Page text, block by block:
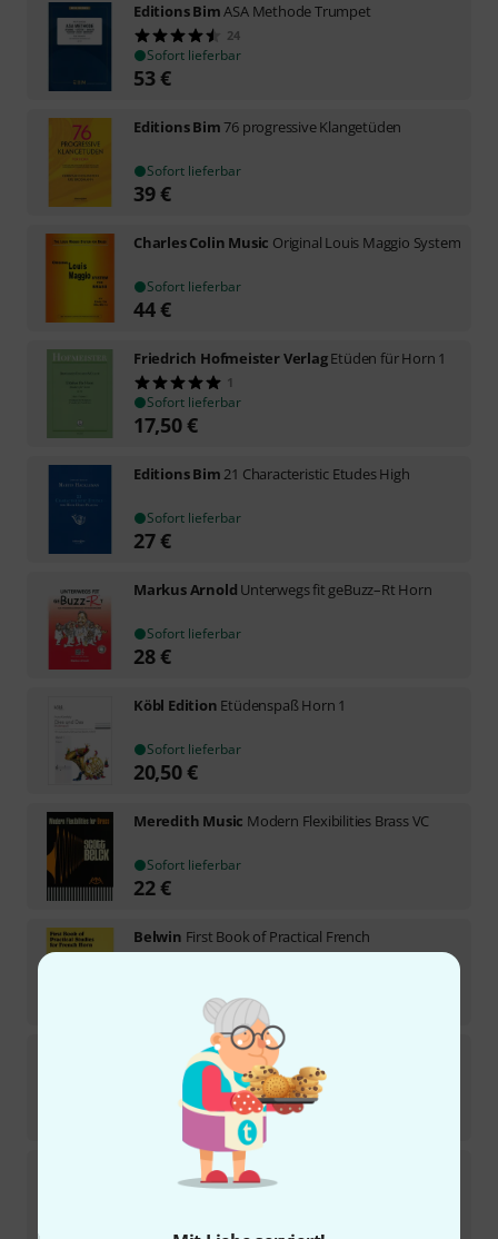
Editions BimASA Methode Trumpet
24
Sofort lieferbar
53€
Editions Bim76 progressive Klangetüden
Sofort lieferbar
39€
Charles Colin Music Original Louis Maggio System
Sofort lieferbar
44€
Friedrich Hofmeister VerlagEtüden für Horn 1
1
Sofort lieferbar
17,50€
Editions Bim 21 Characteristic Etudes High
Sofort lieferbar
27€
Markus Arnold Unterwegs fit geBuzz–Rt Horn
Sofort lieferbar
28€
Köbl Edition Etüdenspaß Horn 1
Sofort lieferbar
20,50€
Meredith Music Modern Flexibilities Brass VC
Sofort lieferbar
22€
Belwin First Book of Practical French
Second Book Practical French
Sofort lieferbar
€
Friedrich Hofmeister Verlag
Etüden Horn 1